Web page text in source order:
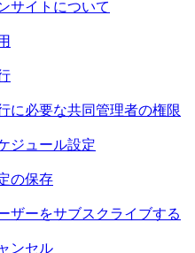
サイトについて
に必要な共同管理者の権限
ジュール設定
の保存
ザーをサブスクライブする
ンセル